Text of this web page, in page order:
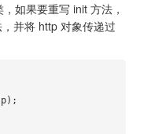
如果要重写 init 方法，
并将 http 对象传递过